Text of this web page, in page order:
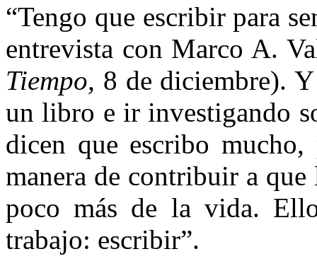
“Tengo que escribir para
entrevista con Marco A.
Tiempo, 8 de diciembre).
un libro e ir investigando
dicen que escribo
manera de contribuir a
poco más de la vida.
trabajo: escribir”.